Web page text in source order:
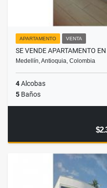
APARTAMENTO VENTA
SE VENDE APARTAMENTO
Medellín, Antioquia, Colombia
4Alcobas
5 Baños